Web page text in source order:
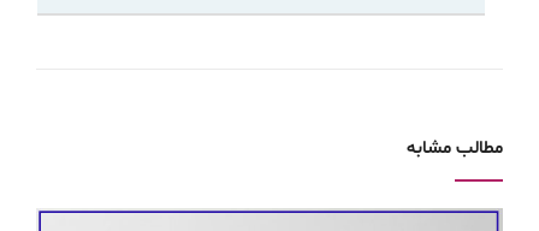
مطالب مشابه